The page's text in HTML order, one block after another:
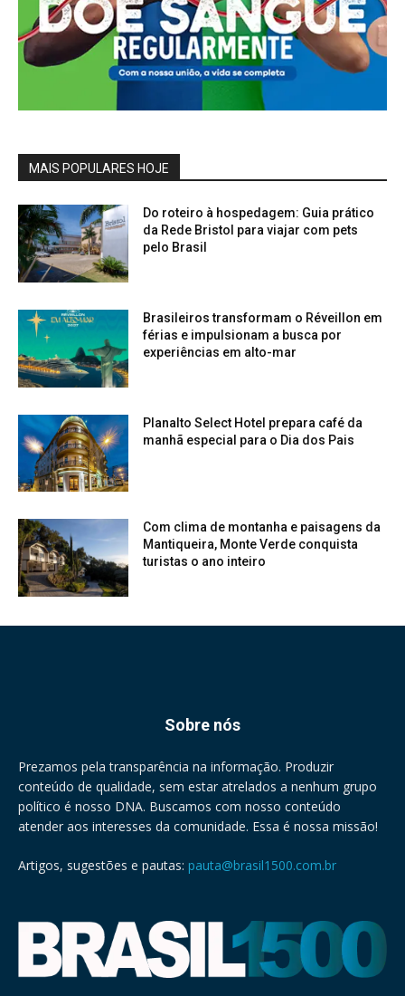
MAIS POPULARES HOJE
Do roteiro à hospedagem: Guia prático
da Rede Bristol para viajar com pets
pelo Brasil
Brasileiros transformam o Réveillon em
férias e impulsionam a busca por
experiências em alto-mar
Planalto Select Hotel prepara café da
manhã especial para o Dia dos Pais
Com clima de montanha e paisagens da
Mantiqueira, Monte Verde conquista
turistas o ano inteiro
Sobre nós
Prezamos pela transparência na informação. Produzir
conteúdo de qualidade, sem estar atrelados a nenhum grupo
político é nosso DNA. Buscamos com nosso conteúdo
atender aos interesses da comunidade. Essa é nossa missão!
Artigos, sugestões e pautas: pauta@brasil1500.com.br